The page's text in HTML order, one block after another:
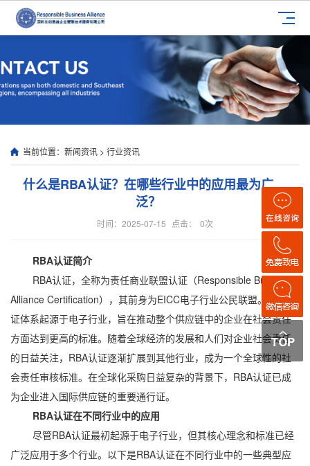
当前位置： 新闻资讯 > 行业资讯
什么是RBA认证？在哪些行业中的应用最为广
泛？
时间：2025-07-15 点击： 0次
RBA认证简介
RBA认证，全称为责任商业联盟认证（Responsible Business
Alliance Certification），其前身为EICC电子行业公民联盟。这一认
证体系起源于电子行业，旨在推动整个供应链中的企业在社会责任
方面达到更高的标准。随着全球经济的发展和人们对企业社会责任
的日益关注，RBA认证逐渐扩展到其他行业，成为一个全球性的社
会责任审核标准。在全球化采购日益复杂的背景下，RBA认证已成
为企业进入国际供应链的重要通行证。
RBA认证在不同行业中的应用
尽管RBA认证最初起源于电子行业，但其核心理念和标准已经
广泛应用于多个行业。以下是RBA认证在不同行业中的一些典型应